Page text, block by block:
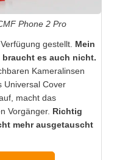
Phone 2 Pro
gestellt. Mein
braucht es auch nicht.
Kameralinsen
Universal Cover
macht das
Vorgänger. Richtig
mehr ausgetauscht